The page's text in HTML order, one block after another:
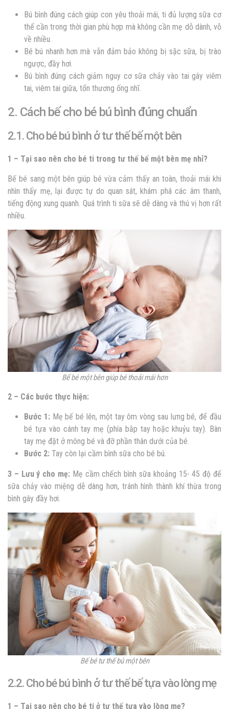
Bú bình đúng cách giúp con yêu thoải mái, ti đủ lượng sữa cơ
thể cần trong thời gian phù hợp mà không cần mẹ dỗ dành, vỗ
về nhiều.
Bé bú nhanh hơn mà vẫn đảm bảo không bị sặc sữa, bị trào
ngược, đầy hơi.
Bú bình đúng cách giảm nguy cơ sữa chảy vào tai gây viêm
tai, viêm tai giữa, tổn thương ống nhĩ.
2. Cách bế cho bé bú bình đúng chuẩn
2.1. Cho bé bú bình ở tư thế bế một bên
1 – Tại sao nên cho bé ti trong tư thế bế một bên mẹ nhỉ?
Bế bé sang một bên giúp bé vừa cảm thấy an toàn, thoải mái khi
nhìn thấy mẹ, lại được tự do quan sát, khám phá các âm thanh,
tiếng động xung quanh. Quá trình ti sữa sẽ dễ dàng và thú vị hơn rất
nhiều.
Bế bé một bên giúp bé thoải mái hơn
2 – Các bước thực hiện:
Bước 1: Mẹ bế bé lên, một tay ôm vòng sau lưng bé, để đầu
bé tựa vào cánh tay mẹ (phía bắp tay hoặc khuỷu tay). Bàn
tay mẹ đặt ở mông bé và đỡ phần thân dưới của bé.
Bước 2: Tay còn lại cầm bình sữa cho bé bú.
3 – Lưu ý cho mẹ: Mẹ cầm chếch bình sữa khoảng 15- 45 độ để
sữa chảy vào miệng dễ dàng hơn, tránh hình thành khí thừa trong
bình gây đầy hơi.
Bế bé tư thế bú một bên
2.2. Cho bé bú bình ở tư thế bế tựa vào lòng mẹ
1 – Tại sao nên cho bé ti ở tư thế tựa vào lòng mẹ?